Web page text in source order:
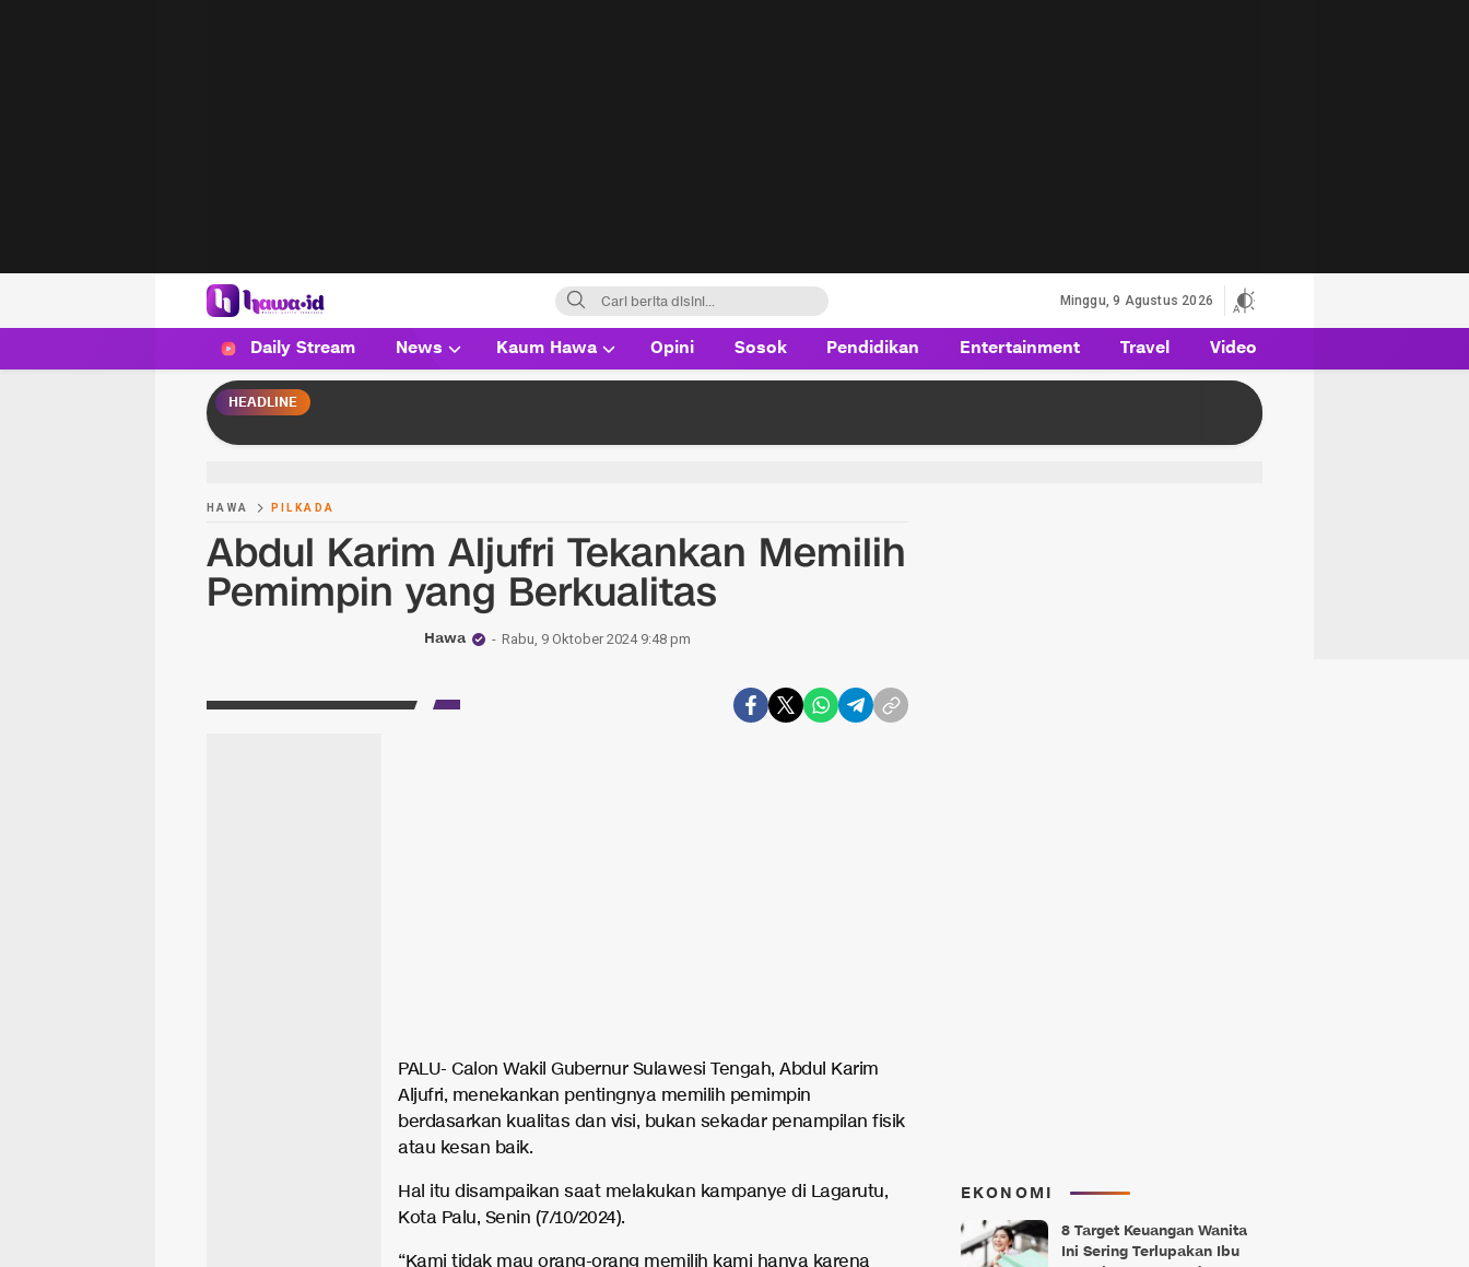
HAWA
Haluan Wanita Indonesia
Minggu, 9 Agustus 2026
Daily Stream News Kaum Hawa Opini Sosok Pendidikan Entertainment Travel Video
HEADLINE
HAWA PILKADA
Abdul Karim Aljufri Tekankan Memilih
Pemimpin yang Berkualitas
Hawa Rabu, 9 Oktober 2024 9:48 pm
PALU- Calon Wakil Gubernur Sulawesi Tengah, Abdul Karim
Aljufri, menekankan pentingnya memilih pemimpin
berdasarkan kualitas dan visi, bukan sekadar penampilan fisik
atau kesan baik.
Hal itu disampaikan saat melakukan kampanye di Lagarutu,
Kota Palu, Senin (7/10/2024).
“Kami tidak mau orang-orang memilih kami hanya karena
EKONOMI
8 Target Keuangan Wanita
Ini Sering Terlupakan Ibu